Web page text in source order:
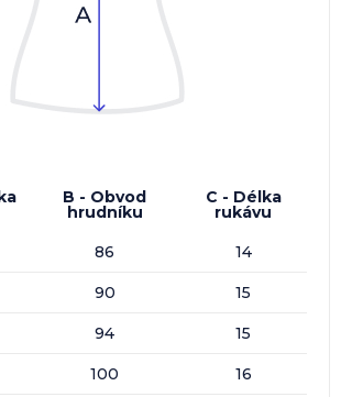
B - Obvod
hrudníku
C - Délka
rukávu
86 14
90 15
94 15
100 16